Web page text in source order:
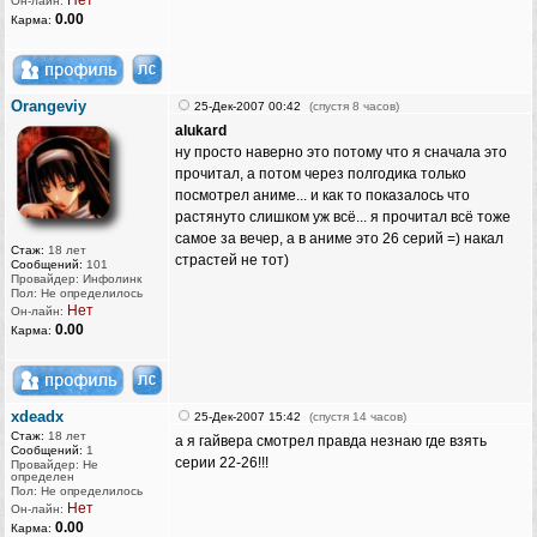
Карма: 0.00
Orangeviy
Стаж: 18 лет
Сообщений: 101
Провайдер: Инфолинк
Пол: Не определилось
Он-лайн: Нет
Карма: 0.00
25-Дек-2007 00:42 (спустя 8 часов)
alukard
ну просто наверно это потому что я сначала это
прочитал, а потом через полгодика только
посмотрел аниме... и как то показалось что
растянуто слишком уж всё... я прочитал всё тоже
самое за вечер, а в аниме это 26 серий =) накал
страстей не тот)
xdeadx
Стаж: 18 лет
Сообщений: 1
Провайдер: Не
определен
Пол: Не определилось
Он-лайн: Нет
Карма: 0.00
25-Дек-2007 15:42 (спустя 14 часов)
а я гайвера смотрел правда незнаю где взять
серии 22-26!!!